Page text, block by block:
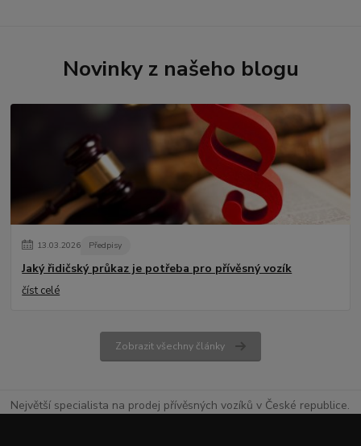
Novinky z našeho blogu
13.03.2026 Předpisy
Jaký řidičský průkaz je potřeba pro přívěsný vozík
číst celé
Zobrazit všechny články
Největší specialista na prodej přívěsných vozíků v České republice.